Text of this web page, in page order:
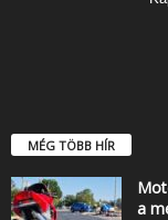
MÉG TÖBB HÍR
a